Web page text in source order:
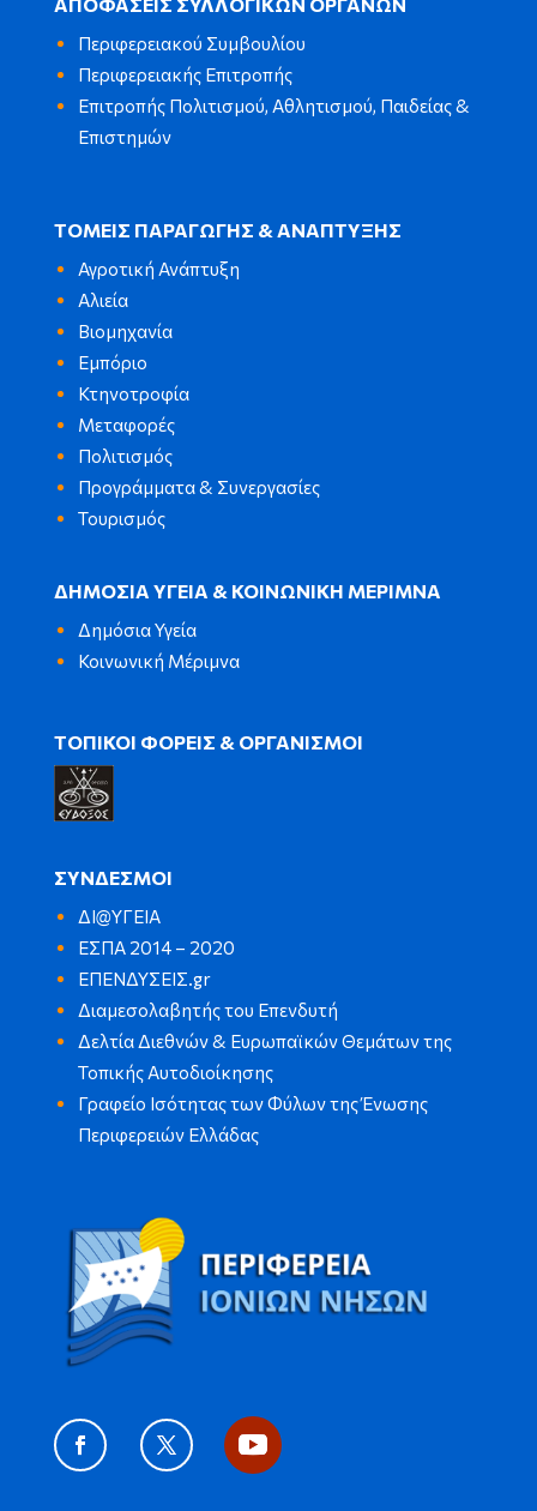
Περιφερειακού Συμβουλίου
Περιφερειακής Επιτροπής
Επιτροπής Πολιτισμού, Αθλητισμού, Παιδείας &
Επιστημών
ΤΟΜΕΙΣ ΠΑΡΑΓΩΓΗΣ & ΑΝΑΠΤΥΞΗΣ
Αγροτική Ανάπτυξη
Αλιεία
Βιομηχανία
Εμπόριο
Κτηνοτροφία
Μεταφορές
Πολιτισμός
Προγράμματα & Συνεργασίες
Τουρισμός
ΔΗΜΟΣΙΑ ΥΓΕΙΑ & ΚΟΙΝΩΝΙΚΗ ΜΕΡΙΜΝΑ
Δημόσια Υγεία
Κοινωνική Μέριμνα
ΤΟΠΙΚΟΙ ΦΟΡΕΙΣ & ΟΡΓΑΝΙΣΜΟΙ
ΣΥΝΔΕΣΜΟΙ
ΔΙ@ΥΓΕΙΑ
ΕΣΠΑ 2014 – 2020
ΕΠΕΝΔΥΣΕΙΣ.gr
Διαμεσολαβητής του Επενδυτή
Δελτία Διεθνών & Ευρωπαϊκών Θεμάτων της
Τοπικής Αυτοδιοίκησης
Γραφείο Ισότητας των Φύλων της Ένωσης
Περιφερειών Ελλάδας